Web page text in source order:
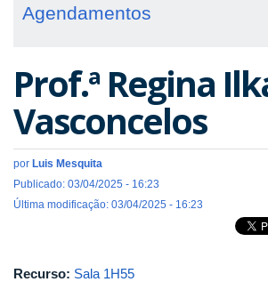
Agendamentos
Prof.ª Regina
Vasconcelos
por Luis Mesquita
Publicado: 03/04/2025 - 16:23
Última modificação: 03/04/2025 - 16:23
Recurso: Sala 1H55